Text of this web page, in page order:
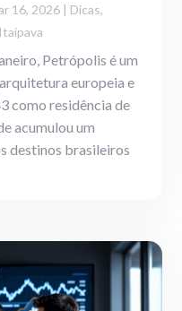
16, 2026 | Dicas,
Petrópolis é um
europeia e
como residência de
acumulou um
destinos brasileiros